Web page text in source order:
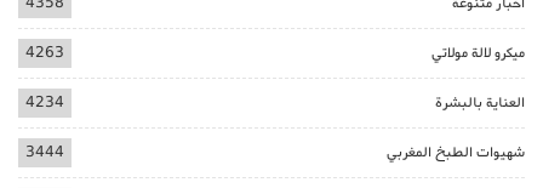
ميكرو لالة مولاتي 4263
العناية بالبشرة 4234
شهيوات الطبخ المغربي 3444